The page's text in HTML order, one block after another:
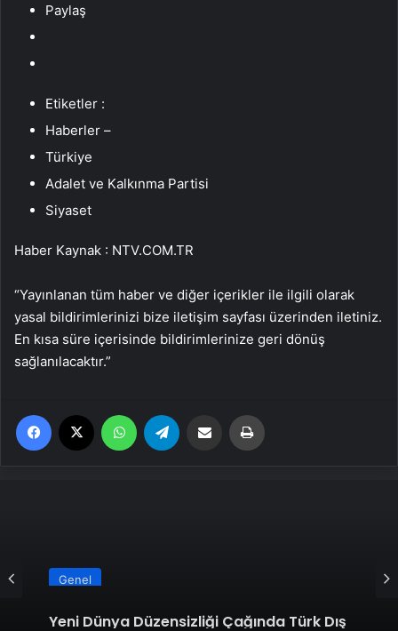
Paylaş
Etiketler :
Haberler –
Türkiye
Adalet ve Kalkınma Partisi
Siyaset
Haber Kaynak : NTV.COM.TR
“Yayınlanan tüm haber ve diğer içerikler ile ilgili olarak
yasal bildirimlerinizi bize iletişim sayfası üzerinden iletiniz.
En kısa süre içerisinde bildirimlerinize geri dönüş
sağlanılacaktır.”
Facebook WhatsApp Email'den paylaş
Genel
Politikası ve Hakan Fidan Faktörü